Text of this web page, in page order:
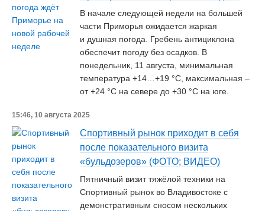
В начале следующей недели на большей
части Приморья ожидается жаркая
и душная погода. Гребень антициклона
обеспечит погоду без осадков. В
понедельник, 11 августа, минимальная
температура +14…+19 °C, максимальная –
от +24 °C на севере до +30 °C на юге.
15:46, 10 августа 2025
Спортивный рынок приходит в себя
после показательного визита
«бульдозеров» (ФОТО; ВИДЕО)
Пятничный визит тяжёлой техники на
Спортивный рынок во Владивостоке с
демонстративным сносом нескольких